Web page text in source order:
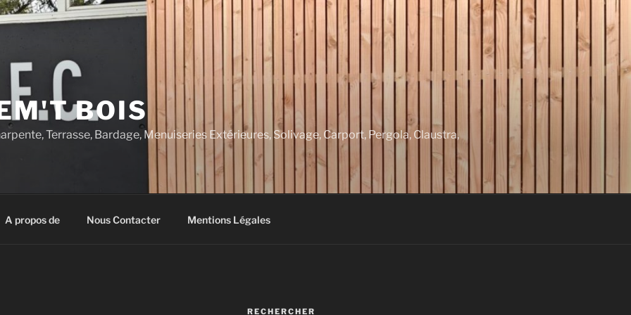
BOIS
Terrasse, Bardage, Menuiseries Extérieures, Solivage, Carport, Pergola, Claustra,
A propos de Nous Contacter Mentions Légales
RECHERCHER